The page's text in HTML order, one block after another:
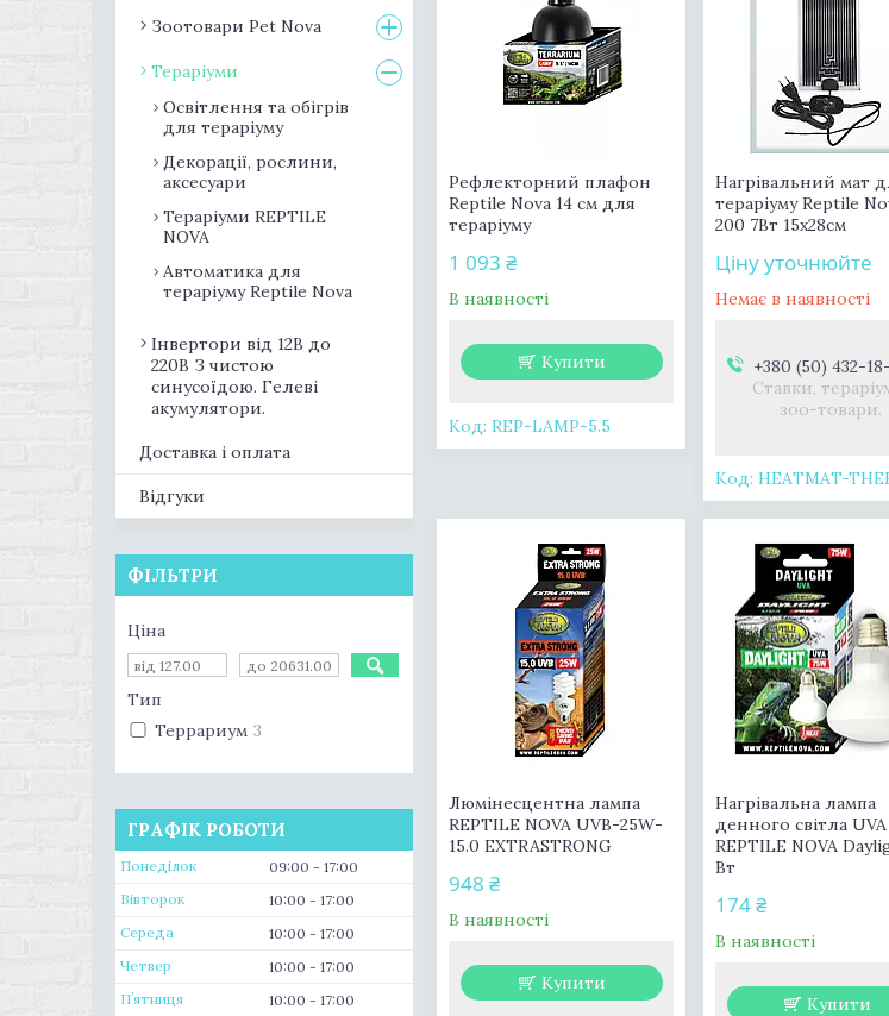
Рефлекторний плафон
Reptile Nova 14 см для
тераріуму
1 093 ₴
В наявності
Купити
REP-LAMP-5.5
Нагрівальний мат
тераріуму Reptile
200 7Вт 15x28см
Ціну уточнюйте
Немає в наявності
+380 (50) 432-
Ставки,
зоо-товари.
HEATMAT-
Люмінесцентна лампа
REPTILE NOVA UVB-25W-
15.0 EXTRASTRONG
948 ₴
В наявності
Купити
Нагрівальна лампа
денного світла
REPTILE NOVA
Вт
174 ₴
В наявності
Купити
Зоотовари Pet Nova
Тераріуми
Освітлення та обігрів
для тераріуму
Декорації, рослини,
аксесуари
Тераріуми REPTILE
NOVA
Автоматика для
тераріуму Reptile Nova
Інвертори від 12В до
220В З чистою
синусоїдою. Гелеві
акумулятори.
Доставка і оплата
Відгуки
ФІЛЬТРИ
Ціна
Тип
Террариум 3
ГРАФІК РОБОТИ
Понеділок 09:00
17:00
Вівторок
10:00
17:00
Середа
10:00
17:00
Четвер
10:00
17:00
Пʼятниця
10:00
17:00